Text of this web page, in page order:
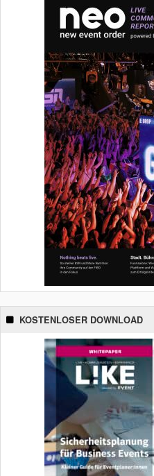
KOSTENLOSER DOWNLOAD